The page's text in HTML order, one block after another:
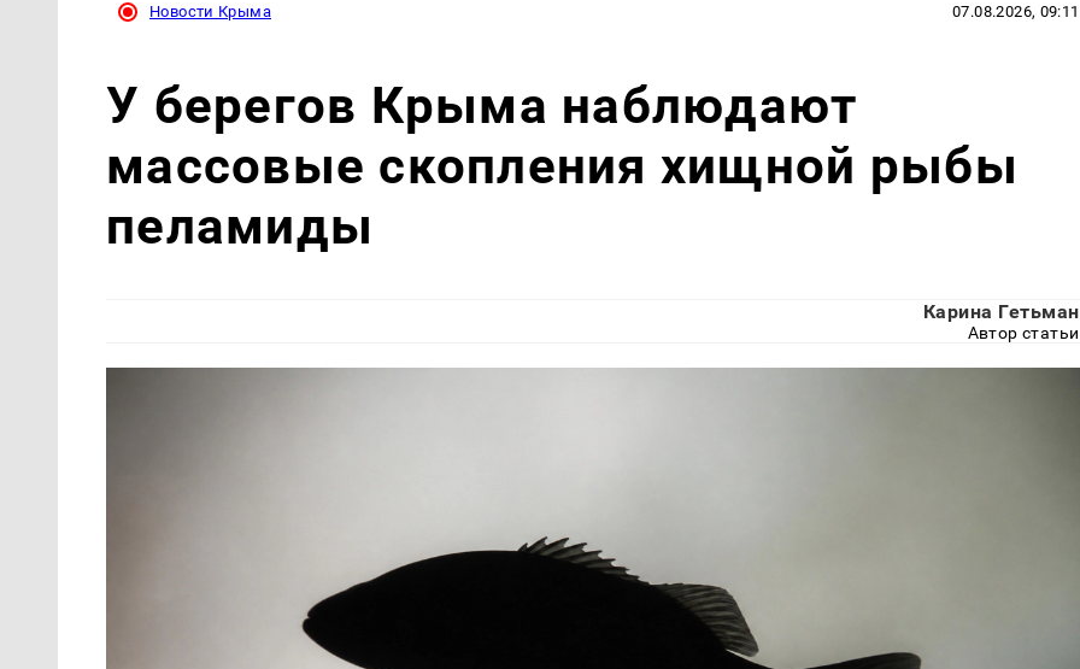
Новости Крыма 07.08.2026, 09:11
У берегов Крыма наблюдают
массовые скопления хищной рыбы
пеламиды
Карина Гетьман
Автор статьи